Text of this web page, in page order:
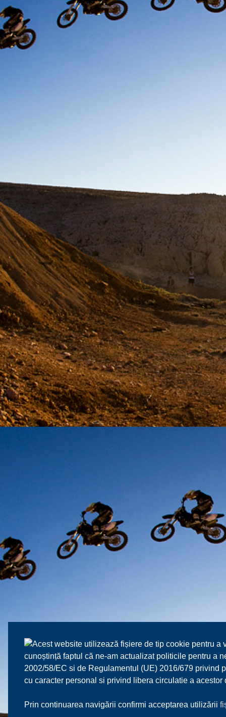
Acest website utilizează fișiere de tip cookie pentru
cunoștință faptul că ne-am actualizat politicile pentru a
2002/58/EC si de Regulamentul (UE) 2016/679 privind
cu caracter personal si privind libera circulatie a
Prin continuarea navigării confirmi acceptarea utilizării